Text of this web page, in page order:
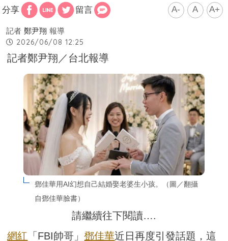
分享 留言 A- A A+
記者 鄭尹翔 報導
2026/06/08 12:25
記者鄭尹翔／台北報導
鄧佳華用AI幻想自己結婚娶老婆生小孩。（圖／翻攝
自鄧佳華臉書）
請繼續往下閱讀….
網紅 「FBI帥哥」鄧佳華近日再度引發話題，這